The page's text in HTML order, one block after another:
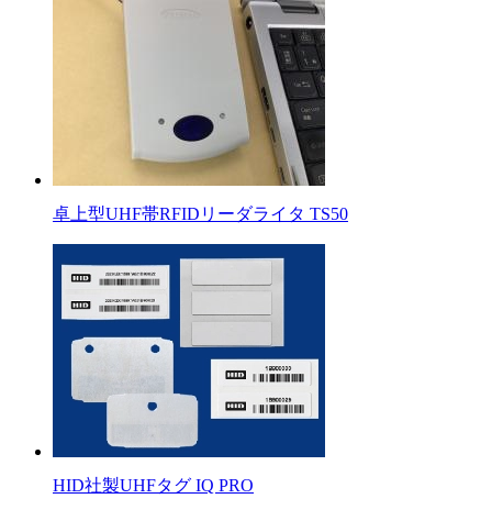
卓上型UHF帯RFIDリーダライタ TS50
HID社製UHFタグ IQ PRO